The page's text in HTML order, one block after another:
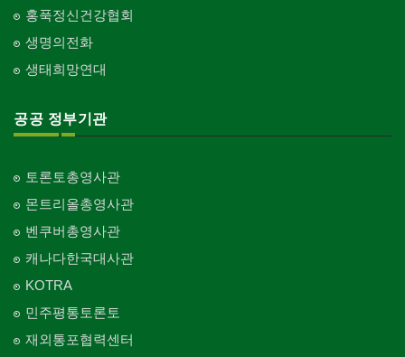
홍푹정신건강협회
생명의전화
생태희망연대
공공 정부기관
토론토총영사관
몬트리올총영사관
벤쿠버총영사관
캐나다한국대사관
KOTRA
민주평통토론토
재외통포협력센터